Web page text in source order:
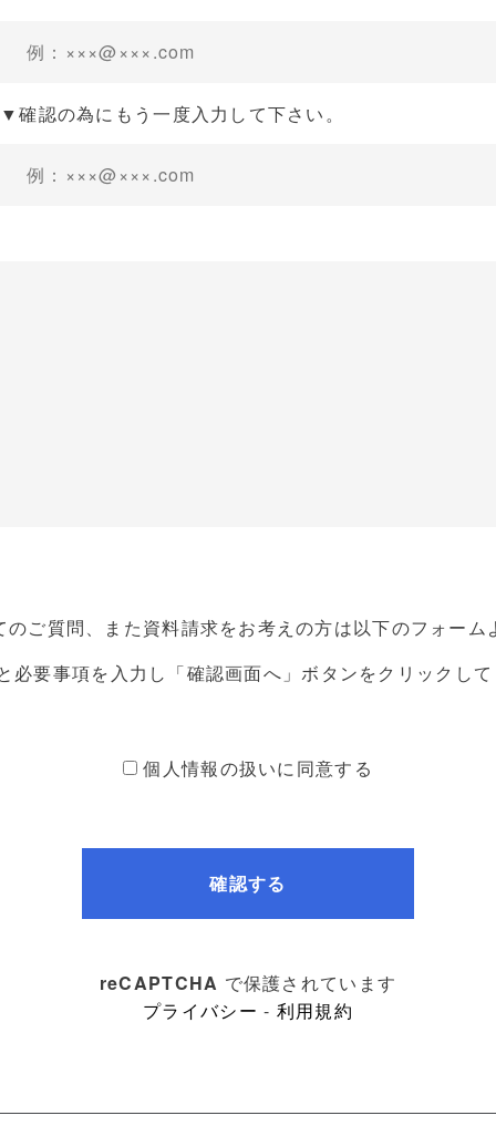
▼確認の為にもう一度入力して下さい。
ご質問、また資料請求をお考えの方は以下のフォーム
必要事項を入力し「確認画面へ」ボタンをクリックして
個人情報の扱いに同意する
確認する
reCAPTCHA で保護されています
プライバシー - 利用規約